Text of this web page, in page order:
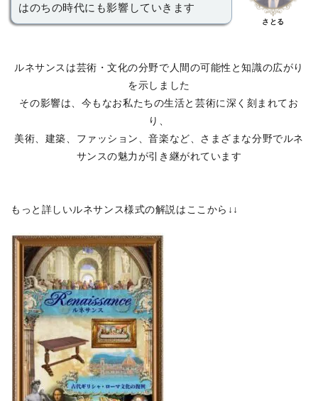
はのちの時代にも影響していきます
さとる
ルネサンスは芸術・文化の分野で人間の可能性と知識の広がり
を示しました
その影響は、今もなお私たちの生活と芸術に深く刻まれてお
り、
美術、建築、ファッション、音楽など、さまざまな分野でルネ
サンスの魅力が引き継がれています
もっと詳しいルネサンス様式の解説はここから↓↓